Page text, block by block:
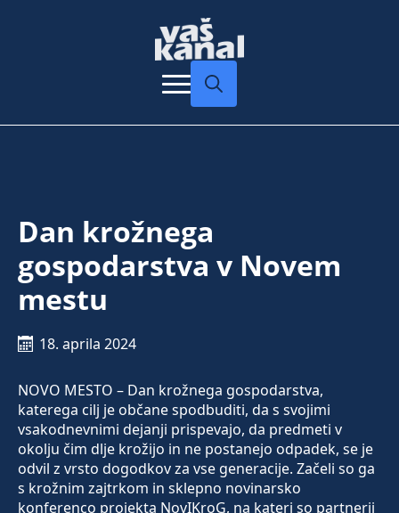
Dan krožnega
gospodarstva v Novem
mestu
18. aprila 2024
NOVO MESTO – Dan krožnega gospodarstva,
katerega cilj je občane spodbuditi, da s svojimi
vsakodnevnimi dejanji prispevajo, da predmeti v
okolju čim dlje krožijo in ne postanejo odpadek, se je
odvil z vrsto dogodkov za vse generacije. Začeli so ga
s krožnim zajtrkom in sklepno novinarsko
konferenco projekta NovIKroG, na kateri so partnerji